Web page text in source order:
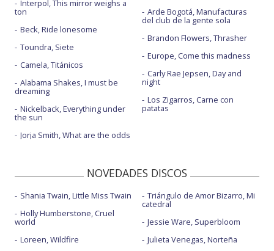
Interpol, This mirror weighs a
ton
Beck, Ride lonesome
Toundra, Siete
Camela, Titánicos
Alabama Shakes, I must be
dreaming
Nickelback, Everything under
the sun
Jorja Smith, What are the odds
Arde Bogotá, Manufacturas
del club de la gente sola
Brandon Flowers, Thrasher
Europe, Come this madness
Carly Rae Jepsen, Day and
night
Los Zigarros, Carne con
patatas
NOVEDADES DISCOS
Shania Twain, Little Miss Twain
Holly Humberstone, Cruel
world
Loreen, Wildfire
Triángulo de Amor Bizarro, Mi
catedral
Jessie Ware, Superbloom
Julieta Venegas, Norteña